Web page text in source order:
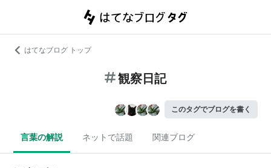
はてなブログ トップ
観察日記
このタグでブログを書く
言葉の解説 ネットで話題 関連ブログ